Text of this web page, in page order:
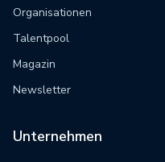
Organisationen
Talentpool
Magazin
Newsletter
Unternehmen